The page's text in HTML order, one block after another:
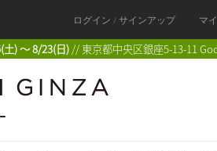
ログイン / サインアップ マ
) 〜 8/23(日) // 東京都中央区銀座5-13-11